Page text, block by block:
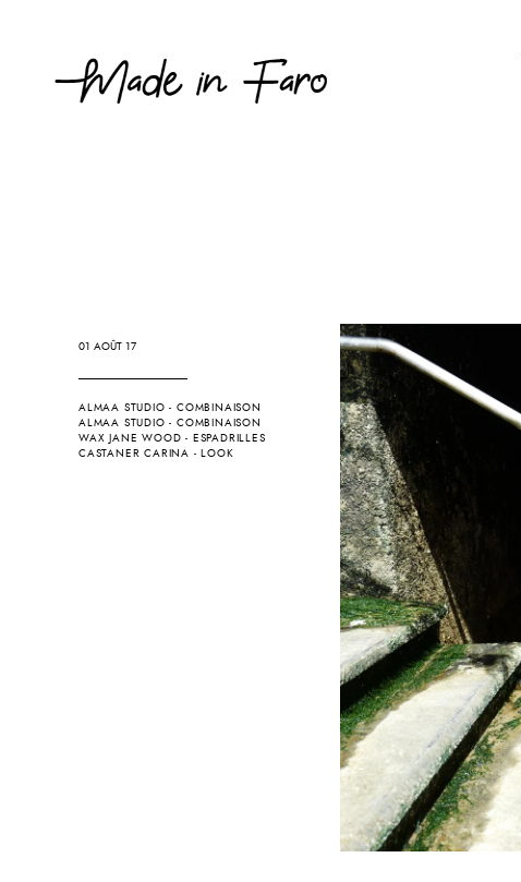
01 AOÛT 17
ALMAA STUDIO -COMBINAISON
ALMAA STUDIO -COMBINAISON
WAX JANE WOOD - ESPADRILLES
CASTANER CARINA -LOOK